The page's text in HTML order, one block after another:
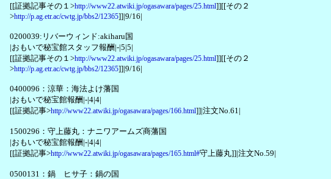
[[証拠記事その１>http://www22.atwiki.jp/ogasawara/pages/25.html]][[その２
>http://p.ag.etr.ac/cwtg.jp/bbs2/12365]]|9/16|
0200039:リバーウィンド:akiharu国
|おもいで秘宝館スタッフ報酬|-|5|5|
[[証拠記事その１>http://www22.atwiki.jp/ogasawara/pages/25.html]][[その２
>http://p.ag.etr.ac/cwtg.jp/bbs2/12365]]|9/16|
0400096：涼華：海法よけ藩国
|おもいで秘宝館報酬|-|4|4|
[[証拠記事>http://www22.atwiki.jp/ogasawara/pages/166.html]]|注文No.61|
1500296：守上藤丸：ナニワアームズ商藩国
|おもいで秘宝館報酬|-|4|4|
[[証拠記事>http://www22.atwiki.jp/ogasawara/pages/165.html#守上藤丸]]|注文No.59|
0500131：鍋 ヒサ子：鍋の国